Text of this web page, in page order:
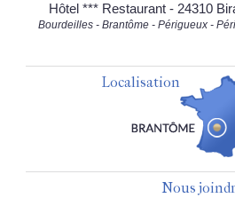
Hôtel *** Restaurant - 24310
Bourdeilles - Brantôme - Périgueux -
Localisation
Nous